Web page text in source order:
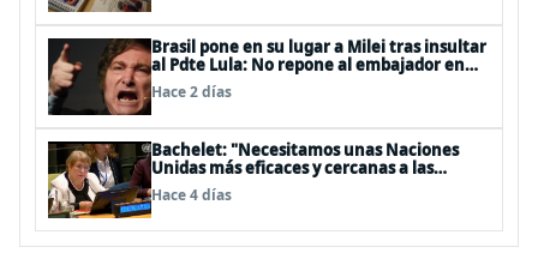
Brasil pone en su lugar a Milei tras insultar
al Pdte Lula: No repone al embajador en
BBSS y rebaja la relación bilateral
Hace 2 días
Bachelet: "Necesitamos unas Naciones
Unidas más eficaces y cercanas a las
personas"
Hace 4 días